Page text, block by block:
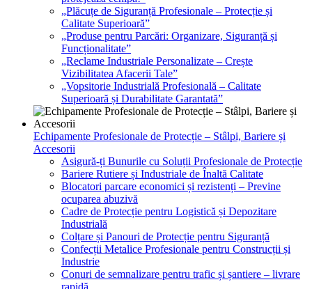
„Plăcuțe de Siguranță Profesionale – Protecție și
Calitate Superioară”
„Produse pentru Parcări: Organizare, Siguranță și
Funcționalitate”
„Reclame Industriale Personalizate – Crește
Vizibilitatea Afacerii Tale”
„Vopsitorie Industrială Profesională – Calitate
Superioară și Durabilitate Garantată”
Echipamente Profesionale de Protecție – Stâlpi, Bariere și
Accesorii
Asigură-ți Bunurile cu Soluții Profesionale de Protecție
Bariere Rutiere și Industriale de Înaltă Calitate
Blocatori parcare economici și rezistenți – Previne
ocuparea abuzivă
Cadre de Protecție pentru Logistică și Depozitare
Industrială
Colțare și Panouri de Protecție pentru Siguranță
Confecții Metalice Profesionale pentru Construcții și
Industrie
Conuri de semnalizare pentru trafic și șantiere – livrare
rapidă